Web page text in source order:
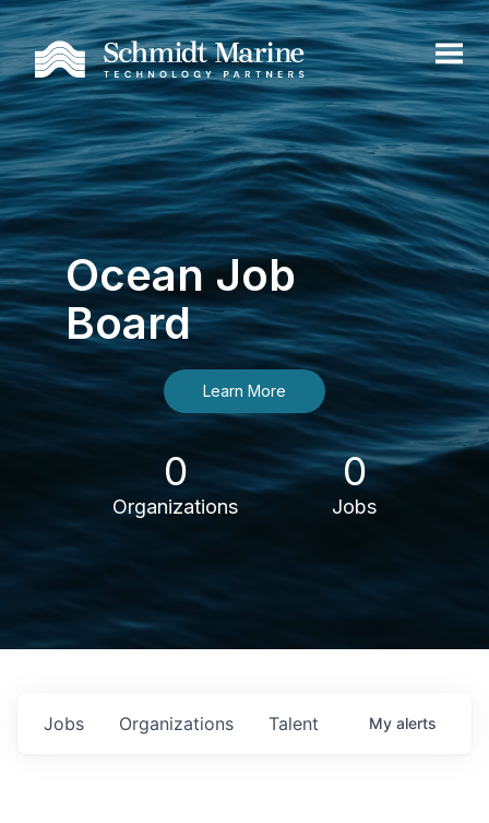
Ocean Job
Board
Learn More
0
Organizations
0
Jobs
Jobs Organizations Talent My alerts